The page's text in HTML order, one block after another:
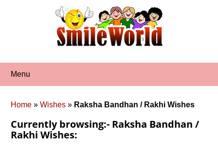
Menu
Home »Wishes » Raksha Bandhan / Rakhi Wishes
Currently browsing:- Raksha Bandhan /
Rakhi Wishes: